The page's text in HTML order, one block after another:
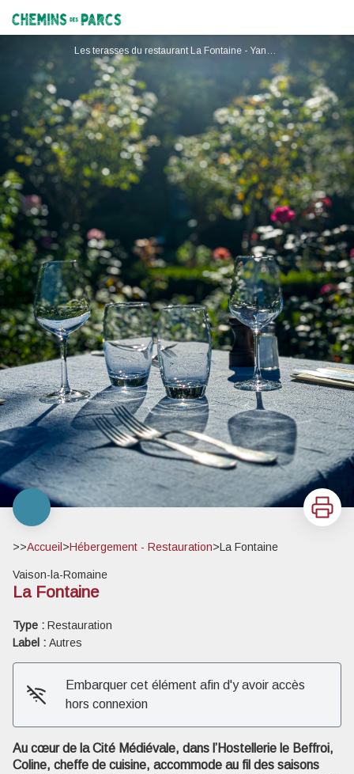
Chemins des Parcs
Les terasses du restaurant La Fontaine - Yann CHRISTIANSEN
Voir l'image en plein écran
Imprimer
>>Accueil >Hébergement - Restauration>La Fontaine
Vaison-la-Romaine
La Fontaine
Type : Restauration
Label : Autres
Embarquer cet élément afin d'y avoir accès
hors connexion
Au cœur de la Cité Médiévale, dans l’Hostellerie le Beffroi,
Coline, cheffe de cuisine, accommode au fil des saisons